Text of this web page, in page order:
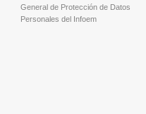
General de Protección de Datos
Personales del Infoem